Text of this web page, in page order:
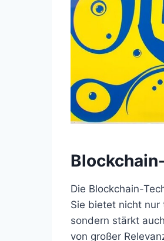
Die Blockchain-
Sie bietet nicht nur
sondern stärkt
von großer